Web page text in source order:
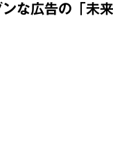
ンな広告の「未